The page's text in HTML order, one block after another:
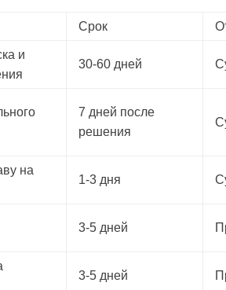
Срок
и
30-60 дней
7 дней после
решения
на
1-3 дня
3-5 дней
3-5 дней